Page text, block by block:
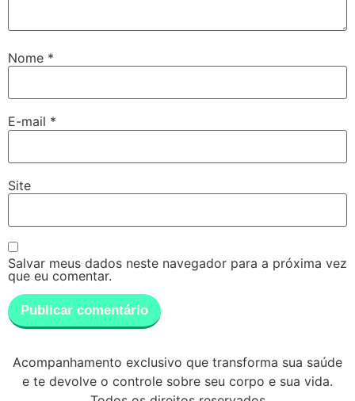
Nome *
E-mail *
Site
Salvar meus dados neste navegador para a próxima vez
que eu comentar.
Acompanhamento exclusivo que transforma sua saúde
e te devolve o controle sobre seu corpo e sua vida.